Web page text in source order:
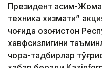
Президент Қасим-
техника хизмати”
чоғида Қозоғистон
хавфсизлигини
чора-тадбирлар